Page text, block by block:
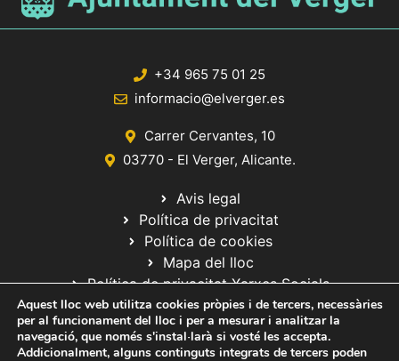
+34 965 75 01 25
informacio@elverger.es
Carrer Cervantes, 10
03770 - El Verger, Alicante.
Avis legal
Política de privacitat
Política de cookies
Mapa del lloc
Política de privacitat Xarxes Socials
Aquest lloc web utilitza cookies pròpies i de tercers, necessàries
per al funcionament del lloc i per a mesurar i analitzar la
navegació, que només s'instal·larà si vosté les accepta.
Addicionalment, alguns continguts integrats de tercers poden